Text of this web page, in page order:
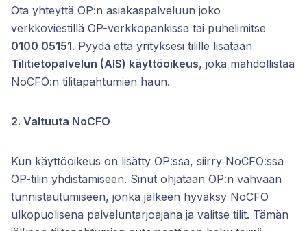
Ota yhteyttä OP:n asiakaspalveluun joko
verkkoviestillä OP-verkkopankissa tai puhelimitse
0100 05151. Pyydä että yrityksesi tilille lisätään
Tilitietopalvelun (AIS) käyttöoikeus, joka mahdollistaa
NoCFO:n tilitapahtumien haun.
2. Valtuuta NoCFO
Kun käyttöoikeus on lisätty OP:ssa, siirry NoCFO:ssa
OP-tilin yhdistämiseen. Sinut ohjataan OP:n vahvaan
tunnistautumiseen, jonka jälkeen hyväksy NoCFO
ulkopuolisena palveluntarjoajana ja valitse tilit. Tämän